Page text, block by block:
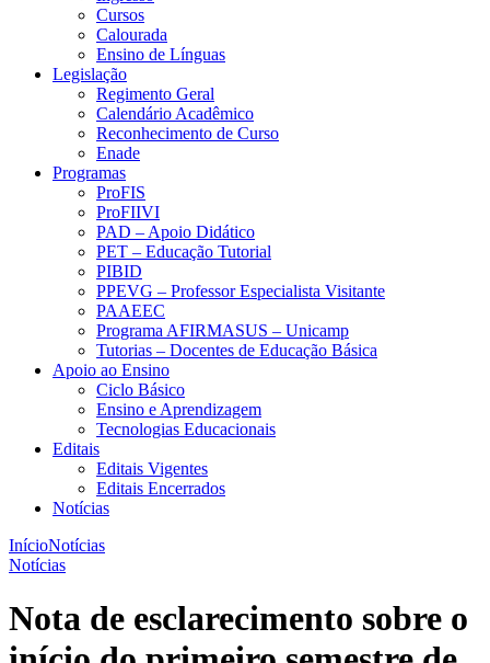
Cursos
Calourada
Ensino de Línguas
Legislação
Regimento Geral
Calendário Acadêmico
Reconhecimento de Curso
Enade
Programas
ProFIS
ProFIIVI
PAD – Apoio Didático
PET – Educação Tutorial
PIBID
PPEVG – Professor Especialista Visitante
PAAEEC
Programa AFIRMASUS – Unicamp
Tutorias – Docentes de Educação Básica
Apoio ao Ensino
Ciclo Básico
Ensino e Aprendizagem
Tecnologias Educacionais
Editais
Editais Vigentes
Editais Encerrados
Notícias
InícioNotícias
Notícias
Nota de esclarecimento sobre o